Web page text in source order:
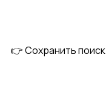
👉 Сохранить поиск